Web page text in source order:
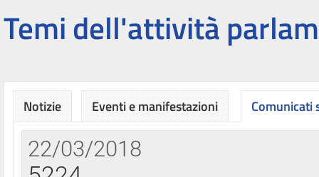
Temi dell'attività
Notizie Eventi e manifestazioni Comunicati
22/03/2018